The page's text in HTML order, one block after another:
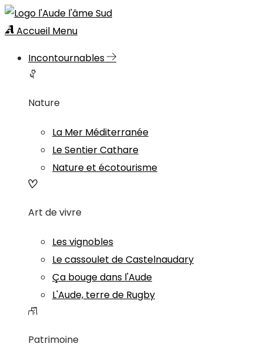
Accueil Menu
Incontournables
Nature
La Mer Méditerranée
Le Sentier Cathare
Nature et écotourisme
Art de vivre
Les vignobles
Le cassoulet de Castelnaudary
Ça bouge dans l'Aude
L'Aude, terre de Rugby
Patrimoine